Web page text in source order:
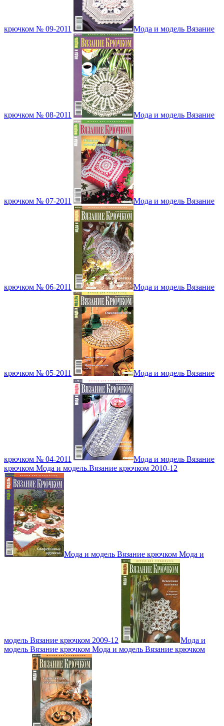
крючком № 09-2011 Мода и модель Вязание
крючком № 08-2011 Мода и модель Вязание
крючком № 07-2011 Мода и модель Вязание
крючком № 06-2011 Мода и модель Вязание
крючком № 05-2011 Мода и модель Вязание
крючком № 04-2011
Мода и модель Вязание
крючком Мода и модель.Вязание крючком 2010-12
Мода и модель Вязание крючком Мода и
модель Вязание крючком 2009-12
Мода и
модель Вязание крючком Мода и модель Вязание крючком